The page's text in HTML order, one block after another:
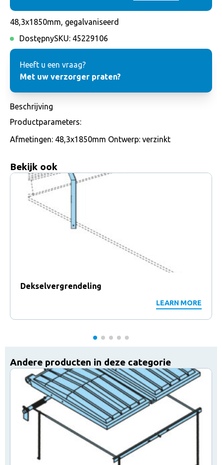
48,3x1850mm, gegalvaniseerd
DostępnySKU: 45229106
Heeft u een vraag?
Met uw verzorger praten?
Beschrijving
Productparameters:
Afmetingen: 48,3x1850mm Ontwerp: verzinkt
Bekijk ook
Dekselvergrendeling
LEARN MORE
Andere producten in deze categorie